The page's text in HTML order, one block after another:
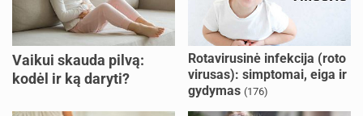
Vaikui skauda pilvą:
kodėl ir ką daryti?
Rotavirusinė infekcija (roto
virusas): simptomai, eiga ir
gydymas (176)